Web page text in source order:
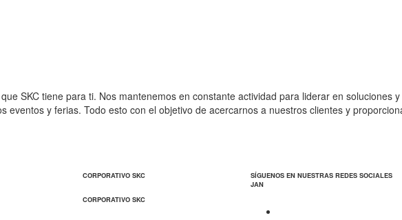
SKC tiene para ti. Nos mantenemos en constante actividad para liderar en soluciones
eventos y ferias. Todo esto con el objetivo de acercarnos a nuestros clientes y
CORPORATIVO SKC
CORPORATIVO SKC
SÍGUENOS EN NUESTRAS REDES SOCIALES
JAN